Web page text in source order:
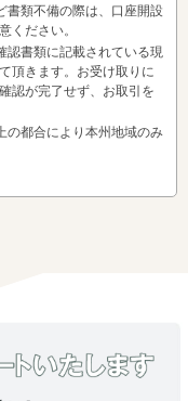
書類不備の際は、口座開設
ください。
認書類に記載されている現
頂きます。お受け取りに
認が完了せず、お取引を
の都合により本州地域のみ